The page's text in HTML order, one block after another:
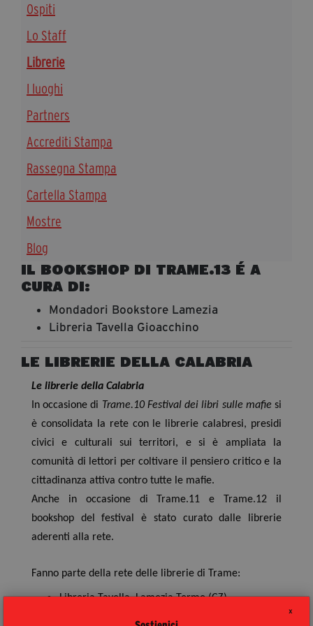
X
Diventa Partner
Dona
Fondazione Trame
Chi Siamo
Civico Trame
#Trameascuola
Mostra 3D - Visioni Civiche
Il Diritto di Essere
Archivio Storico
segreteria@tramefestival.it
+39 346 954 4078
IL BOOKSHOP DI TRAME.13 É A
CURA DI:
Mondadori Bookstore Lamezia
Libreria Tavella Gioacchino
LE LIBRERIE DELLA CALABRIA
Le librerie della Calabria
In occasione di Trame.10 Festival dei libri sulle mafie si
è consolidata la rete con le librerie calabresi, presidi
civici e culturali sui territori, e si è ampliata la
comunità di lettori per coltivare il pensiero critico e la
cittadinanza attiva contro tutte le mafie.
Anche in occasione di Trame.11 e Trame.12 il
bookshop del festival è stato curato dalle librerie
aderenti alla rete.
Fanno parte della rete delle librerie di Trame:
Libreria Tavella, Lamezia Terme (CZ)
Ospiti
Lo Staff
Librerie
I luoghi
Partners
Accrediti Stampa
Rassegna Stampa
Cartella Stampa
Mostre
Blog